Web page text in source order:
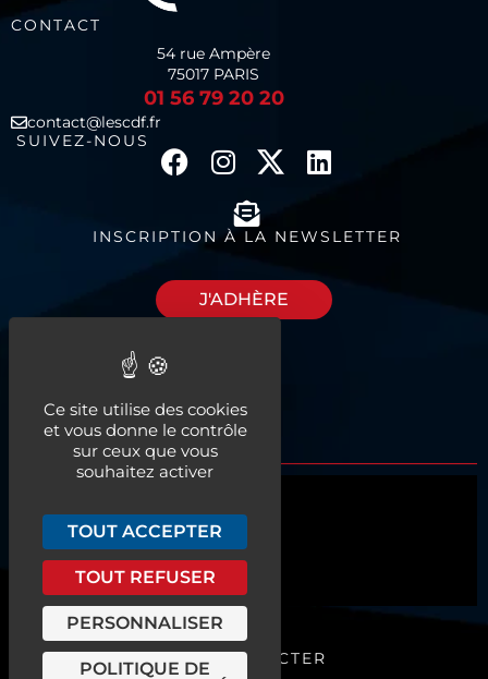
CONTACT
54 rue Ampère
75017 PARIS
01 56 79 20 20
contact@lescdf.fr
SUIVEZ-NOUS
INSCRIPTION À LA NEWSLETTER
J'ADHÈRE
espaces à louer
Actualités
Nos services
ME CONNECTER
Ce site utilise des cookies
et vous donne le contrôle
sur ceux que vous
souhaitez activer
TOUT ACCEPTER
TOUT REFUSER
PERSONNALISER
POLITIQUE DE